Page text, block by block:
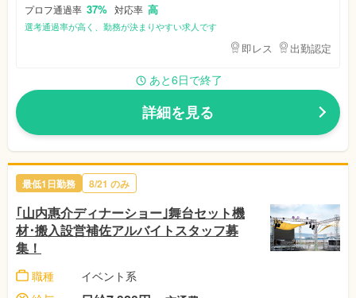
プロフ通過率 37% 対応率 高
選考通過率が高く、勤務が決まりやすい求人です
即レス 出勤認定
あと6日で終了
詳細を見る
最低1日勤務 8/21 のみ
｢山内惠介ディナーショー｣舞台セット機
材･搬入設営補佐アルバイトスタッフ募
集！
職種
イベント系